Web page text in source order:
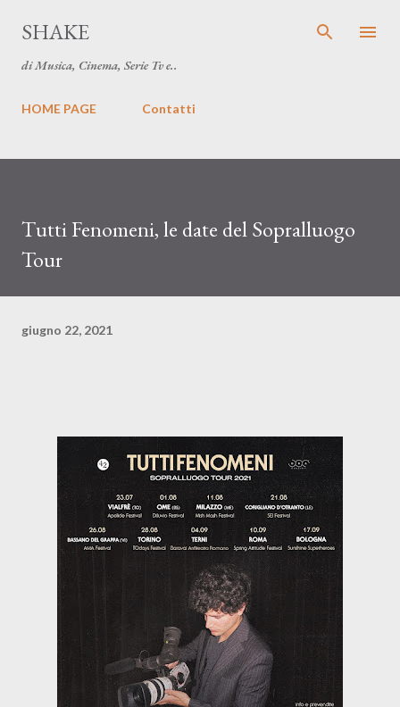
SHAKE
di Musica, Cinema, Serie Tv e..
HOME PAGE Contatti
Tutti Fenomeni, le date del Sopralluogo
Tour
giugno 22, 2021